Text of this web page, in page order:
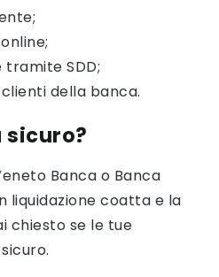
SDD;
della banca.
sicuro?
Banca o Banca
liquidazione coatta e la
chiesto se le tue